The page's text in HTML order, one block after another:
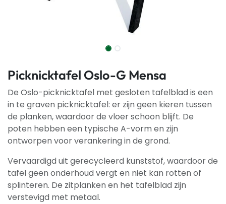
Picknicktafel Oslo-G Mensa
De Oslo-picknicktafel met gesloten tafelblad is een
in te graven picknicktafel: er zijn geen kieren tussen
de planken, waardoor de vloer schoon blijft. De
poten hebben een typische A-vorm en zijn
ontworpen voor verankering in de grond.
Vervaardigd uit gerecycleerd kunststof, waardoor de
tafel geen onderhoud vergt en niet kan rotten of
splinteren. De zitplanken en het tafelblad zijn
verstevigd met metaal.